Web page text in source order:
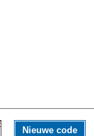
Nieuwe code